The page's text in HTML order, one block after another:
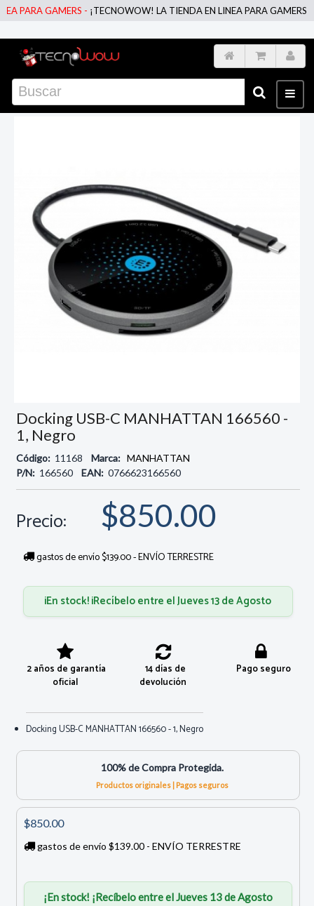
PARA GAMERS -¡TECNOWOW! LA TIENDA EN LINEA PARA GAMERS -
Docking USB-C MANHATTAN 166560 -
1, Negro
Código: 11168 Marca: MANHATTAN
P/N: 166560 EAN: 0766623166560
Precio: $850.00
gastos de envío $139.00 - ENVÍO TERRESTRE
¡En stock! ¡Recíbelo entre el Jueves 13 de Agosto
2 años de garantía
oficial
14 días de
devolución
Pago seguro
Docking USB-C MANHATTAN 166560 - 1, Negro
100% de Compra Protegida.
Productos originales | Pagos seguros
$850.00
gastos de envío $139.00 - ENVÍO TERRESTRE
¡En stock! ¡Recíbelo entre el Jueves 13 de Agosto